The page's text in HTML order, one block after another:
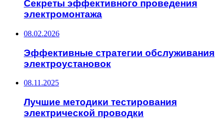
Секреты эффективного проведения
электромонтажа
08.02.2026
Эффективные стратегии обслуживания
электроустановок
08.11.2025
Лучшие методики тестирования
электрической проводки